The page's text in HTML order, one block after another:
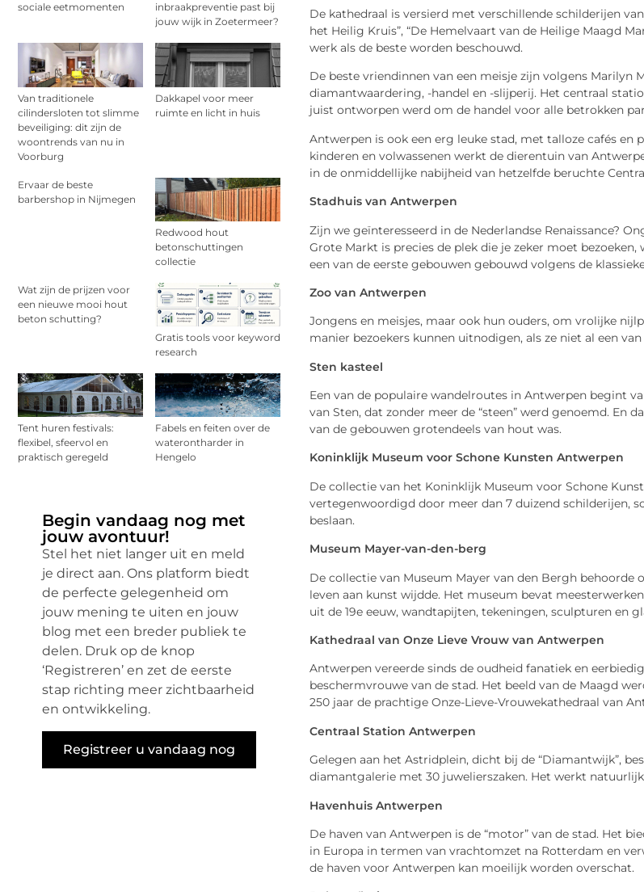
sociale eetmomenten
inbraakpreventie past bij
jouw wijk in Zoetermeer?
Van traditionele
cilindersloten tot slimme
beveiliging: dit zijn de
woontrends van nu in
Voorburg
Dakkapel voor meer
ruimte en licht in huis
Ervaar de beste
barbershop in Nijmegen
Redwood hout
betonschuttingen
collectie
Wat zijn de prijzen voor
een nieuwe mooi hout
beton schutting?
Gratis tools voor keyword
research
Tent huren festivals:
flexibel, sfeervol en
praktisch geregeld
Fabels en feiten over de
waterontharder in
Hengelo
Begin vandaag nog met
jouw avontuur!
Stel het niet langer uit en meld
je direct aan. Ons platform biedt
de perfecte gelegenheid om
jouw mening te uiten en jouw
blog met een breder publiek te
delen. Druk op de knop
‘Registreren’ en zet de eerste
stap richting meer zichtbaarheid
en ontwikkeling.
Registreer u vandaag nog
De kathedraal is versierd met verschillende schilderijen
het Heilig Kruis”, “De Hemelvaart van de Heilige Maagd
werk als de beste worden beschouwd.
De beste vriendinnen van een meisje zijn volgens
diamantwaardering, -handel en -slijperij. Het centraal
juist ontworpen werd om de handel voor alle betrokken
Antwerpen is ook een erg leuke stad, met talloze cafés en
kinderen en volwassenen werkt de dierentuin van
in de onmiddellijke nabijheid van hetzelfde beruchte
Stadhuis van Antwerpen
Zijn we geïnteresseerd in de Nederlandse Renaissance?
Grote Markt is precies de plek die je zeker moet
een van de eerste gebouwen gebouwd volgens de
Zoo van Antwerpen
Jongens en meisjes, maar ook hun ouders, om vrolijke
manier bezoekers kunnen uitnodigen, als ze niet al een
Sten kasteel
Een van de populaire wandelroutes in Antwerpen begint
van Sten, dat zonder meer de “steen” werd genoemd. En
van de gebouwen grotendeels van hout was.
Koninklijk Museum voor Schone Kunsten Antwerpen
De collectie van het Koninklijk Museum voor Schone
vertegenwoordigd door meer dan 7 duizend schilderijen,
beslaan.
Museum Mayer-van-den-berg
De collectie van Museum Mayer van den Bergh behoorde
leven aan kunst wijdde. Het museum bevat
uit de 19e eeuw, wandtapijten, tekeningen, sculpturen en
Kathedraal van Onze Lieve Vrouw van Antwerpen
Antwerpen vereerde sinds de oudheid fanatiek en
beschermvrouwe van de stad. Het beeld van de Maagd
250 jaar de prachtige Onze-Lieve-Vrouwekathedraal van
Centraal Station Antwerpen
Gelegen aan het Astridplein, dicht bij de “Diamantwijk”,
diamantgalerie met 30 juwelierszaken. Het werkt
Havenhuis Antwerpen
De haven van Antwerpen is de “motor” van de stad. Het
in Europa in termen van vrachtomzet na Rotterdam en
de haven voor Antwerpen kan moeilijk worden overschat.